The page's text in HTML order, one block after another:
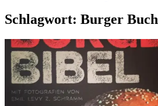
Schlagwort: Burger Buch